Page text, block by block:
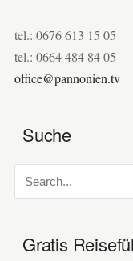
tel.: 0676 613 15 05
tel.: 0664 484 84 05
office@pannonien.tv
Suche
Gratis